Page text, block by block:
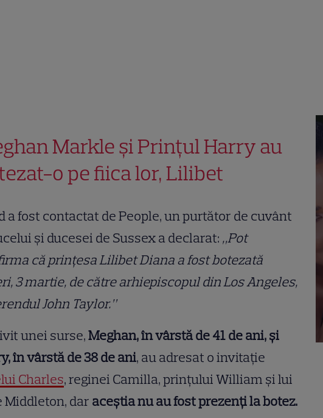
Markle și Prințul Harry au
o pe fiica lor, Lilibet
a fost contactat de People, un purtător de cuvânt
și ducesei de Sussex a declarat: „Pot
că prințesa Lilibet Diana a fost botezată
3 martie, de către arhiepiscopul din Los Angeles,
John Taylor.”
unei surse,Meghan, în vârstă de 41 de ani, și
în vârstă de 38 de ani, au adresat o invitație
Charles, reginei Camilla, prințului William și lui
Middleton, dar aceștia nu au fost prezenți la botez.